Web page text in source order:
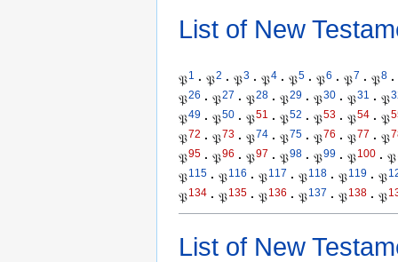
List of New
𝔓1 · 𝔓2 · 𝔓3 · 𝔓4 · 𝔓5 · 𝔓6 · 𝔓7 · 𝔓8 ·
𝔓26 · 𝔓27 · 𝔓28 · 𝔓29 · 𝔓30 · 𝔓31 · 𝔓
𝔓49 · 𝔓50 · 𝔓51 · 𝔓52 · 𝔓53 · 𝔓54 · 𝔓
𝔓72 · 𝔓73 · 𝔓74 · 𝔓75 · 𝔓76 · 𝔓77 · 𝔓
𝔓95 · 𝔓96 · 𝔓97 · 𝔓98 · 𝔓99 · 𝔓100 · 𝔓
𝔓115 · 𝔓116 · 𝔓117 · 𝔓118 · 𝔓119 · 𝔓
𝔓134 · 𝔓135 · 𝔓136 · 𝔓137 · 𝔓138 · 𝔓
List of New